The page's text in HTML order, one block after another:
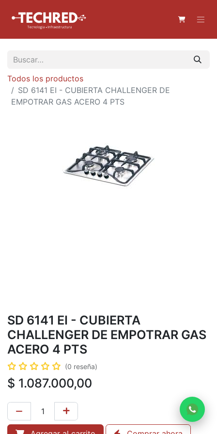
Todos los productos
SD 6141 EI - CUBIERTA CHALLENGER DE
EMPOTRAR GAS ACERO 4 PTS
SD 6141 EI - CUBIERTA
CHALLENGER DE EMPOTRAR GAS
ACERO 4 PTS
(0 reseña)
$ 1.087.000,00